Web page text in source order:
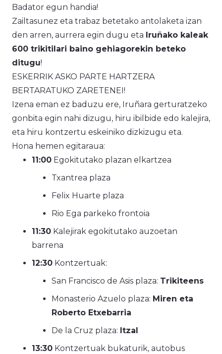
Badator egun handia!
Zailtasunez eta trabaz betetako antolaketa izan
den arren, aurrera egin dugu eta Iruñako kaleak
600 trikitilari baino gehiagorekin beteko
ditugu!
ESKERRIK ASKO PARTE HARTZERA
BERTARATUKO ZARETENEI!
Izena eman ez baduzu ere, Iruñara gerturatzeko
gonbita egin nahi dizugu, hiru ibilbide edo kalejira,
eta hiru kontzertu eskeiniko dizkizugu eta.
Hona hemen egitaraua:
11:00 Egokitutako plazan elkartzea
Txantrea plaza
Felix Huarte plaza
Rio Ega parkeko frontoia
11:30 Kalejirak egokitutako auzoetan
barrena
12:30 Kontzertuak:
San Francisco de Asis plaza: Trikiteens
Monasterio Azuelo plaza: Miren eta
Roberto Etxebarria
De la Cruz plaza: Itzal
13:30 Kontzertuak bukaturik, autobus